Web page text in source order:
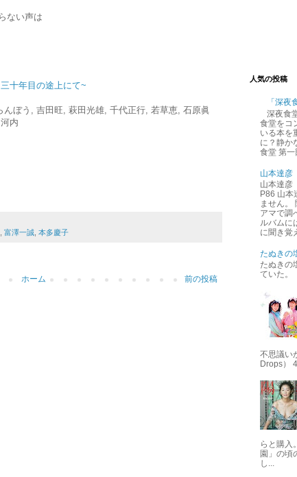
ない声は
十年目の途上にて~
んぼう, 吉田旺, 萩田光雄, 千代正行, 若草恵, 石原眞
内
富澤一誠 本多慶子
前の投稿
ホーム
人気の投稿
「深夜
深夜食
食堂をコ
いる本を
に？静か
食堂 第一
山本達彦
山本達
P86 山本
ません。
アマで調
ルバムに
に聞き覚
たぬきの
たぬきの
ていた。
不思議い
Drops）
らと購入
園」の頃
し...